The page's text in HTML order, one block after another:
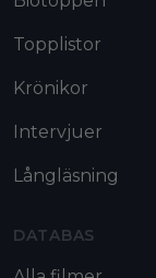
Topplistor
Krönikor
Intervjuer
Långläsning
DATABAS